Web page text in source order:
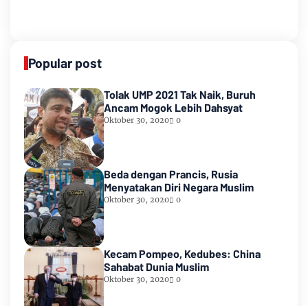
Popular post
Tolak UMP 2021 Tak Naik, Buruh
Ancam Mogok Lebih Dahsyat
Oktober 30, 2020 0
Beda dengan Prancis, Rusia
Menyatakan Diri Negara Muslim
Oktober 30, 2020 0
Kecam Pompeo, Kedubes: China
Sahabat Dunia Muslim
Oktober 30, 2020 0